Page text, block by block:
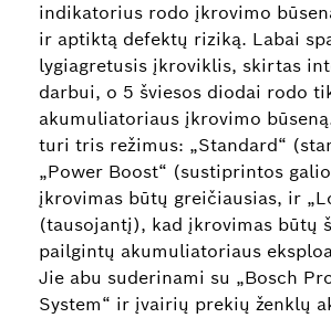
indikatorius rodo įkrovimo
ir aptiktą defektų riziką. Labai
lygiagretusis įkroviklis, skirtas
darbui, o 5 šviesos diodai rodo
akumuliatoriaus įkrovimo
turi tris režimus: „Standard“
„Power Boost“ (sustiprintos
įkrovimas būtų greičiausias, ir
(tausojantį), kad įkrovimas būtų
pailgintų akumuliatoriaus
Jie abu suderinami su „Bosch
System“ ir įvairių prekių ženklų